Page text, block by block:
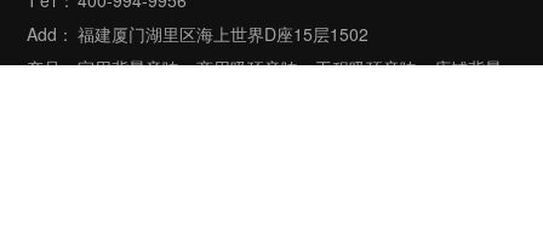
Add： 福建厦门湖里区海上世界D座15层1502
产品：家用背景音响、商用吸顶音响、工程吸顶音响、店铺背景